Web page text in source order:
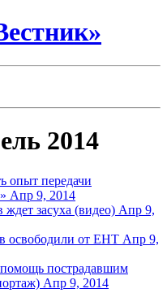
2014
опыт передачи
Апр 9, 2014
засуха (видео) Апр 9,
освободили от ЕНТ Апр 9,
пострадавшим
Апр 9, 2014